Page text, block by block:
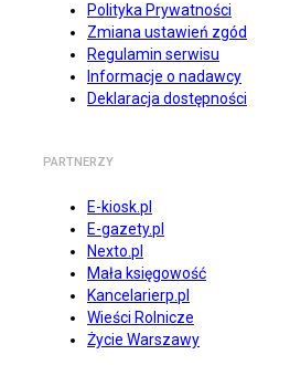
Polityka Prywatności
Zmiana ustawień zgód
Regulamin serwisu
Informacje o nadawcy
Deklaracja dostępności
PARTNERZY
E-kiosk.pl
E-gazety.pl
Nexto.pl
Mała księgowość
Kancelarierp.pl
Wieści Rolnicze
Życie Warszawy